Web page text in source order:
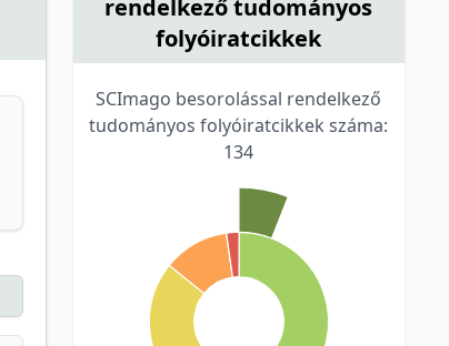
rendelkező tudományos
folyóiratcikkek
SCImago besorolással rendelkező
tudományos folyóiratcikkek száma:
134